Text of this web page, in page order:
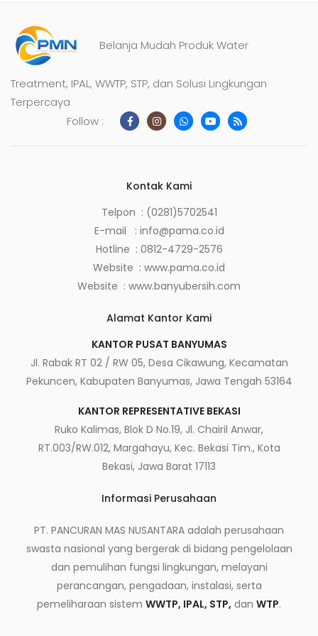
Belanja Mudah Produk Water
Treatment, IPAL, WWTP, STP, dan Solusi Lingkungan
Terpercaya
Follow :
Kontak Kami
Telpon : (0281)5702541
E-mail : info@pama.co.id
Hotline : 0812-4729-2576
Website : www.pama.co.id
Website : www.banyubersih.com
Alamat Kantor Kami
KANTOR PUSAT BANYUMAS
Jl. Rabak RT 02 / RW 05, Desa Cikawung, Kecamatan
Pekuncen, Kabupaten Banyumas, Jawa Tengah 53164
KANTOR REPRESENTATIVE BEKASI
Ruko Kalimas, Blok D No.19, Jl. Chairil Anwar,
RT.003/RW.012, Margahayu, Kec. Bekasi Tim., Kota
Bekasi, Jawa Barat 17113
Informasi Perusahaan
PT. PANCURAN MAS NUSANTARA adalah perusahaan
swasta nasional yang bergerak di bidang pengelolaan
dan pemulihan fungsi lingkungan, melayani
perancangan, pengadaan, instalasi, serta
pemeliharaan sistem WWTP, IPAL, STP, dan WTP.